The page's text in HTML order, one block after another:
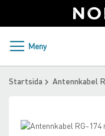
to
Content
PRODUKTER OCH
ÅTERFÖRSÄLJARE
Meny
Startsida Antennkabel
Skip